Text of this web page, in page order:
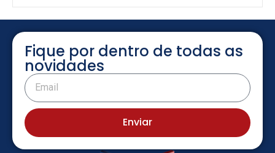
Fique por dentro de todas as
novidades
Enviar